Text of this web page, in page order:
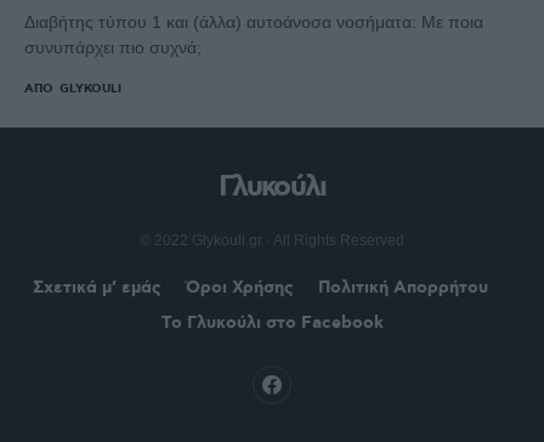
Διαβήτης τύπου 1 και (άλλα) αυτοάνοσα νοσήματα: Με ποια
συνυπάρχει πιο συχνά;
ΑΠΌ GLYKOULI
Γλυκούλι
© 2022 Glykouli.gr · All Rights Reserved
Σχετικά μ’ εμάς Όροι Χρήσης
Πολιτική Απορρήτου
Το Γλυκούλι στο Facebook